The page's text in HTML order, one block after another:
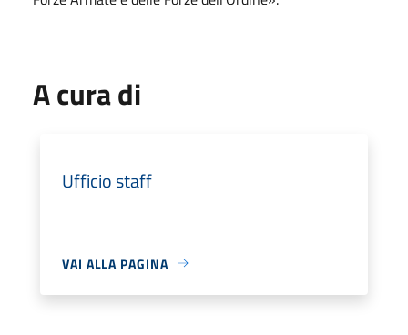
A cura di
Ufficio staff
VAI ALLA PAGINA